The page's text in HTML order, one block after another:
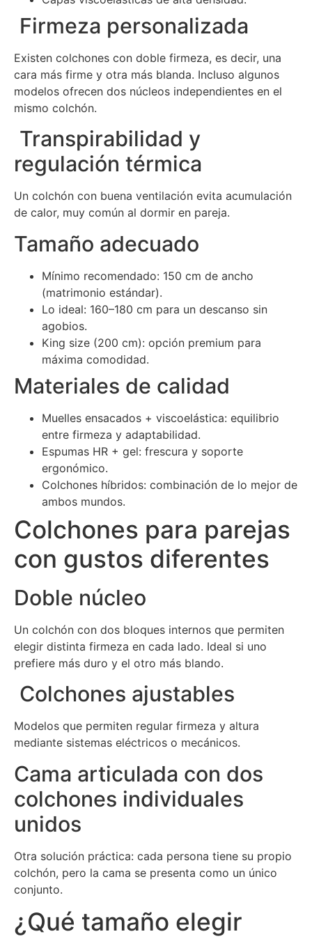
Firmeza personalizada
Existen colchones con doble firmeza, es decir, una
cara más firme y otra más blanda. Incluso algunos
modelos ofrecen dos núcleos independientes en el
mismo colchón.
Transpirabilidad y
regulación térmica
Un colchón con buena ventilación evita acumulación
de calor, muy común al dormir en pareja.
Tamaño adecuado
Mínimo recomendado: 150 cm de ancho
(matrimonio estándar).
Lo ideal: 160–180 cm para un descanso sin
agobios.
King size (200 cm): opción premium para
máxima comodidad.
Materiales de calidad
Muelles ensacados + viscoelástica: equilibrio
entre firmeza y adaptabilidad.
Espumas HR + gel: frescura y soporte
ergonómico.
Colchones híbridos: combinación de lo mejor de
ambos mundos.
Colchones para parejas
con gustos diferentes
Doble núcleo
Un colchón con dos bloques internos que permiten
elegir distinta firmeza en cada lado. Ideal si uno
prefiere más duro y el otro más blando.
Colchones ajustables
Modelos que permiten regular firmeza y altura
mediante sistemas eléctricos o mecánicos.
Cama articulada con dos
colchones individuales
unidos
Otra solución práctica: cada persona tiene su propio
colchón, pero la cama se presenta como un único
conjunto.
¿Qué tamaño elegir